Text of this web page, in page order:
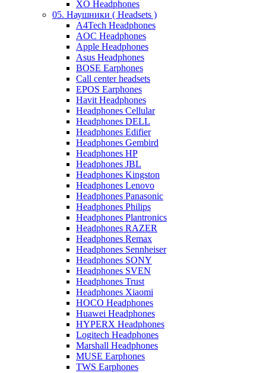
XO Headphones
05. Наушники ( Headsets )
A4Tech Headphones
AOC Headphones
Apple Headphones
Asus Headphones
BOSE Earphones
Call center headsets
EPOS Earphones
Havit Headphones
Headphones Cellular
Headphones DELL
Headphones Edifier
Headphones Gembird
Headphones HP
Headphones JBL
Headphones Kingston
Headphones Lenovo
Headphones Panasonic
Headphones Philips
Headphones Plantronics
Headphones RAZER
Headphones Remax
Headphones Sennheiser
Headphones SONY
Headphones SVEN
Headphones Trust
Headphones Xiaomi
HOCO Headphones
Huawei Headphones
HYPERX Headphones
Logitech Headphones
Marshall Headphones
MUSE Earphones
TWS Earphones